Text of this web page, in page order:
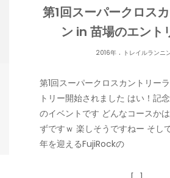
第1回スーパークロス
ン in 苗場のエント
2016年. トレイルランニ
第1回スーパークロスカントリー
トリー開始されました はい！記
のイベントです どんなコースか
ずですｗ 楽しそうですねー そし
年を迎えるFujiRockの